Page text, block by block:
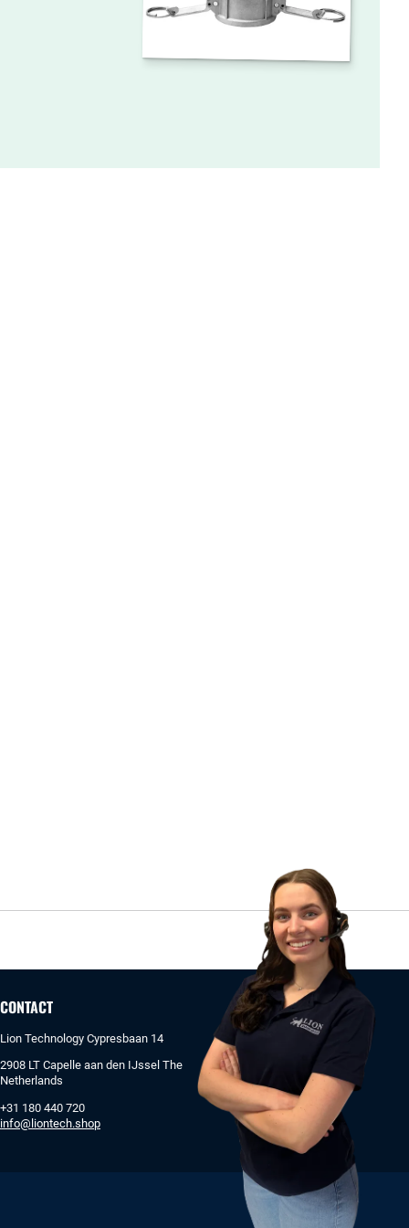
CONTACT
Lion Technology Cypresbaan 14
2908 LT Capelle aan den IJssel The
Netherlands
+31 180 440 720
info@liontech.shop